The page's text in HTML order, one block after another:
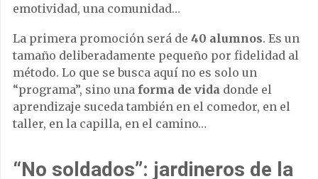
emotividad, una comunidad…
La primera promoción será de 40 alumnos. Es un
tamaño deliberadamente pequeño por fidelidad al
método. Lo que se busca aquí no es solo un
“programa”, sino una forma de vida donde el
aprendizaje suceda también en el comedor, en el
taller, en la capilla, en el camino…
“No soldados”: jardineros de la